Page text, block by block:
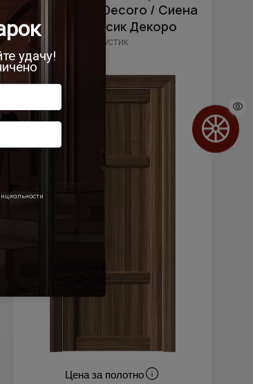
Neo Classic Decoro / Сиена
Нео Классик Декоро
Рустик
Цена за полотно